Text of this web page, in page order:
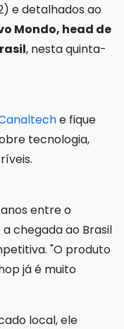
e detalhados ao
Mondo, head de
, nesta quinta-
e fique
tecnologia,
entre o
chegada ao Brasil
"O produto
já é muito
local, ele